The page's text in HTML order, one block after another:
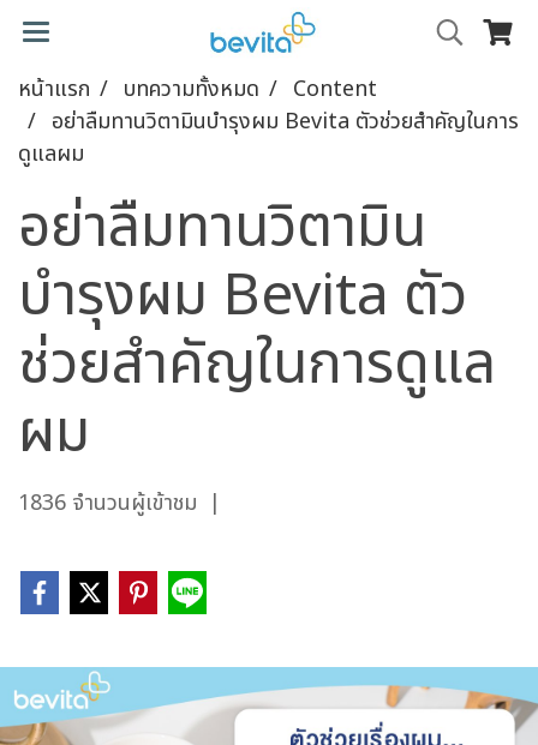
หน้าแรก บทความทั้งหมด
Content
อย่าลืมทานวิตามินบำรุงผม Bevita ตัวช่วยสำคัญในการ
ดูแลผม
อย่าลืมทานวิตามิน
บำรุงผม Bevita ตัว
ช่วยสำคัญในการดูแล
ผม
1836 จำนวนผู้เข้าชม |